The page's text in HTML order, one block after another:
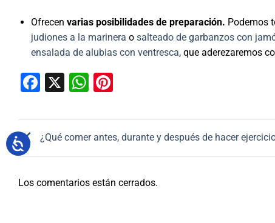
Ofrecen varias posibilidades de preparación. Podemos
judiones a la marinera o salteado de garbanzos con
ensalada de alubias con ventresca, que aderezaremos
Facebook
X WhatsApp
¿Qué comer antes, durante y después de hacer
Los comentarios están cerrados.